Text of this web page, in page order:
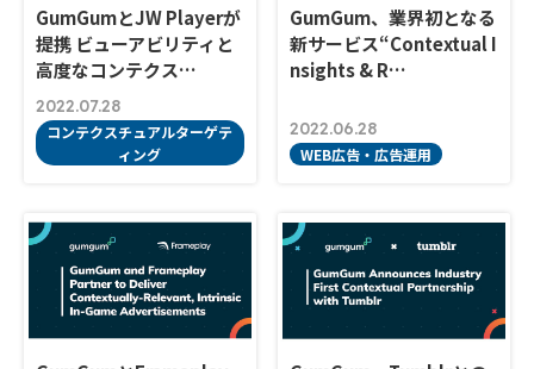
GumGumとJW Playerが
提携 ビューアビリティと
高度なコンテクス…
2022.07.28
コンテクスチュアルターゲテ
ィング
GumGum、業界初となる
新サービス“Contextual I
nsights & R…
2022.06.28
WEB広告・広告運用